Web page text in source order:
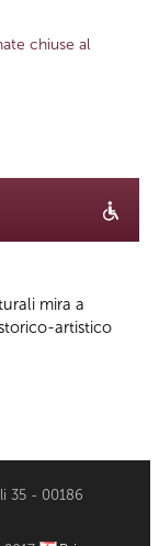
chiuse al
mira a
artistico
35 - 00186